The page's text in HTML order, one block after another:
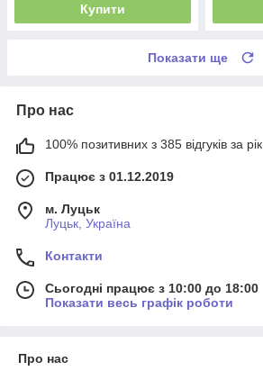
Купити
Показати ще
Про нас
100% позитивних з 385 відгуків за рік
Працює з 01.12.2019
м. Луцьк
Луцьк, Україна
Контакти
Сьогодні працює з 10:00 до 18:00
Показати весь графік роботи
Про нас